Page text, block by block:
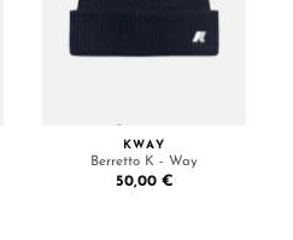
KWAY
Berretto K - Way
50,00 €